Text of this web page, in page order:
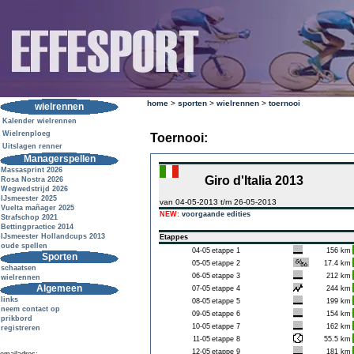
wielrennen
Kalender wielrennen
Wielrenploeg
Uitslagen renner
Managerspellen
Massasprint 2026
Rosa Nostra 2026
Wegwedstrijd 2026
IJsmeester 2025
Vuelta mañager 2025
Strafschop 2021
Bettingpractice 2014
IJsmeester Hollandcups 2013
oude spellen
Sporten
schaatsen
wielrennen
Algemeen
links
neem contact op
prikbord
registreren
home > sporten > wielrennen > toernooi
Toernooi:
Giro d'Italia 2013
van 04-05-2013 t/m 26-05-2013
NEW: voorgaande edities
Etappes
04-05 etappe 1
156 km
05-05 etappe 2
17.4 km
06-05 etappe 3
212 km
07-05 etappe 4
244 km
08-05 etappe 5
199 km
09-05 etappe 6
154 km
10-05 etappe 7
162 km
11-05 etappe 8
55.5 km
12-05 etappe 9
181 km